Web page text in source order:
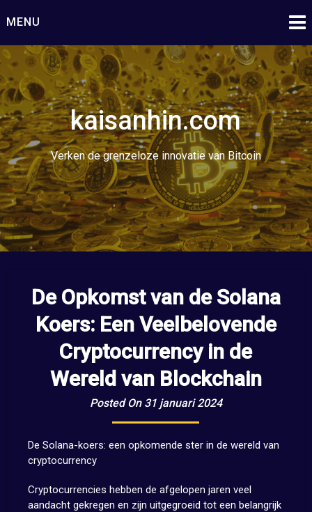
naar
inhoud
MENU
kaisanhin.com
Verken de grenzeloze innovatie van Bitcoin
De Opkomst van de Solana
Koers: Een Veelbelovende
Cryptocurrency in de
Wereld van Blockchain
Posted On 31 januari 2024
De Solana-koers: een opkomende ster in de wereld van
cryptocurrency
Cryptocurrencies hebben de afgelopen jaren veel
aandacht gekregen en zijn uitgegroeid tot een belangrijk